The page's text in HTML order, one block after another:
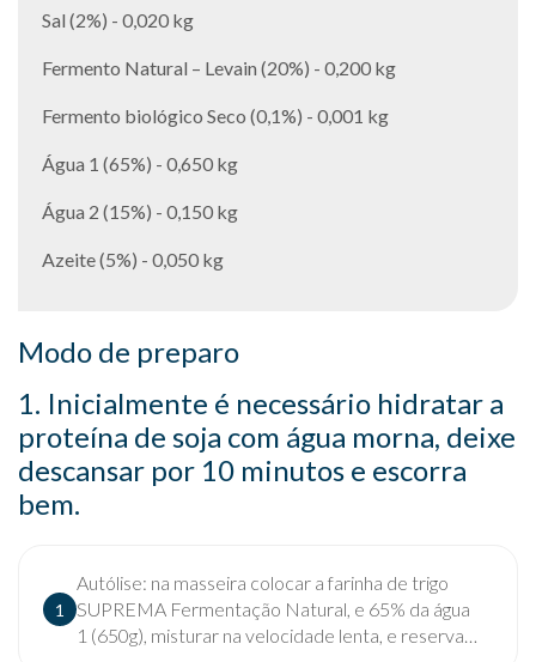
Sal (2%) - 0,020 kg
Fermento Natural – Levain (20%) - 0,200 kg
Fermento biológico Seco (0,1%) - 0,001 kg
Água 1 (65%) - 0,650 kg
Água 2 (15%) - 0,150 kg
Azeite (5%) - 0,050 kg
Modo de preparo
1. Inicialmente é necessário hidratar a
proteína de soja com água morna, deixe
descansar por 10 minutos e escorra
bem.
1
Autólise: na masseira colocar a farinha de trigo
SUPREMA Fermentação Natural, e 65% da água
1 (650g), misturar na velocidade lenta, e reservar